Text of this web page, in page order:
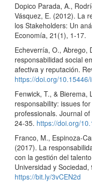
Dopico Parada, A.,
Vásquez, E. (2012). La
los Stakeholders: Un
Economía, 21(1), 1-17.
Echeverría, O., Abrego,
responsabilidad social
afectiva y reputación.
https://doi.org/
Fenwick, T., & Bierema,
responsability: issues
professionals. Journal
24-35. https://doi.org/
Franco, M., Espinoza-
(2017). La
con la gestión del
Universidad y
https://bit.ly/3vCEN2d